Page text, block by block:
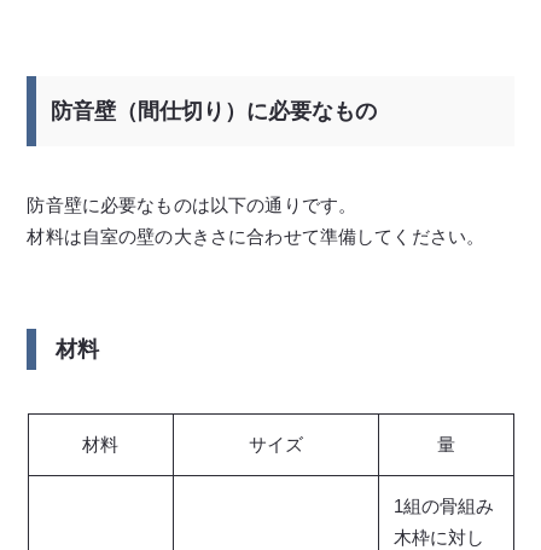
防音壁（間仕切り）に必要なもの
防音壁に必要なものは以下の通りです。
材料は自室の壁の大きさに合わせて準備してください。
材料
材料 サイズ 量
1組の骨組み
木枠に対し